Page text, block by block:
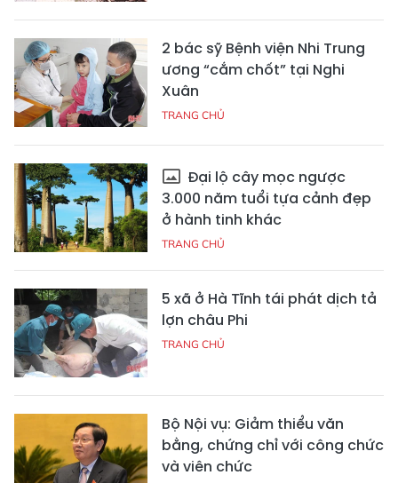
2 bác sỹ Bệnh viện Nhi Trung
ương “cắm chốt” tại Nghi
Xuân
TRANG CHỦ
Đại lộ cây mọc ngược
3.000 năm tuổi tựa cảnh đẹp
ở hành tinh khác
TRANG CHỦ
5 xã ở Hà Tĩnh tái phát dịch tả
lợn châu Phi
TRANG CHỦ
Bộ Nội vụ: Giảm thiểu văn
bằng, chứng chỉ với công chức
và viên chức